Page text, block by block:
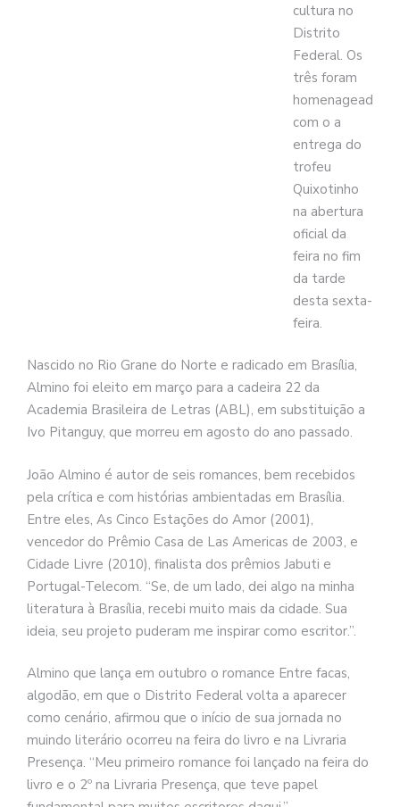
cultura no
Distrito
Federal. Os
três foram
homenageados
com o a
entrega do
trofeu
Quixotinho
na abertura
oficial da
feira no fim
da tarde
desta sexta-
feira.
Nascido no Rio Grane do Norte e radicado em Brasília,
Almino foi eleito em março para a cadeira 22 da
Academia Brasileira de Letras (ABL), em substituição a
Ivo Pitanguy, que morreu em agosto do ano passado.
João Almino é autor de seis romances, bem recebidos
pela crítica e com histórias ambientadas em Brasília.
Entre eles, As Cinco Estações do Amor (2001),
vencedor do Prêmio Casa de Las Americas de 2003, e
Cidade Livre (2010), finalista dos prêmios Jabuti e
Portugal-Telecom. “Se, de um lado, dei algo na minha
literatura à Brasília, recebi muito mais da cidade. Sua
ideia, seu projeto puderam me inspirar como escritor.”.
Almino que lança em outubro o romance Entre facas,
algodão, em que o Distrito Federal volta a aparecer
como cenário, afirmou que o início de sua jornada no
muindo literário ocorreu na feira do livro e na Livraria
Presença. “Meu primeiro romance foi lançado na feira do
livro e o 2º na Livraria Presença, que teve papel